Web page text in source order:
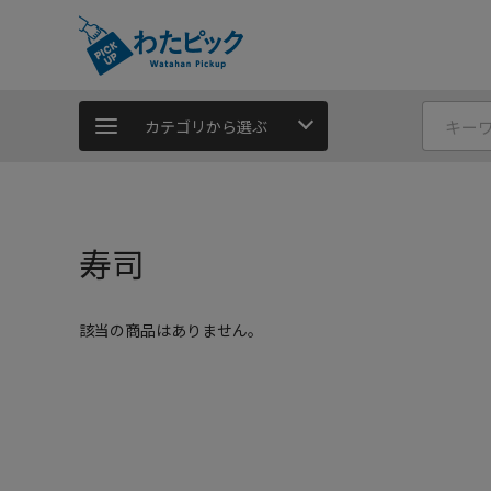
カテゴリから選ぶ
寿司
該当の商品はありません。